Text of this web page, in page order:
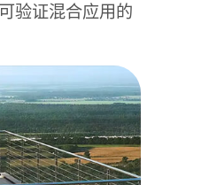
验证混合应用的